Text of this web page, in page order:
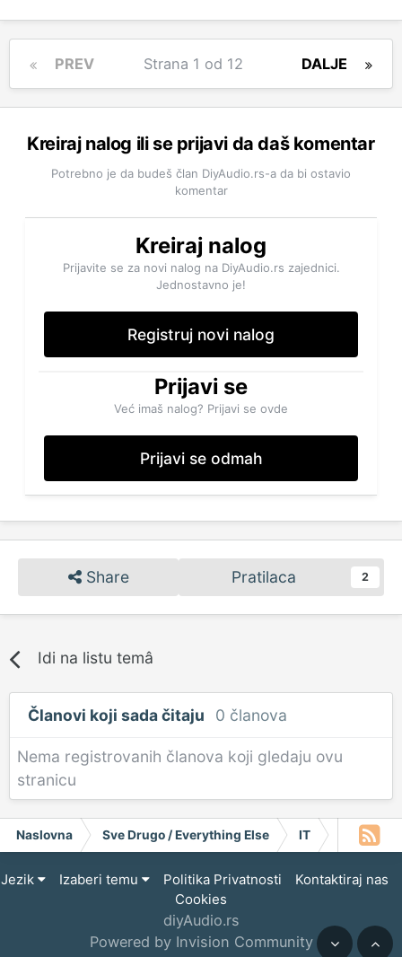
PREV DALJE
Strana 1 od 12
Kreiraj nalog ili se prijavi da daš komentar
Potrebno je da budeš član DiyAudio.rs-a da bi ostavio
komentar
Kreiraj nalog
Prijavite se za novi nalog na DiyAudio.rs zajednici.
Jednostavno je!
Registruj novi nalog
Prijavi se
Već imaš nalog? Prijavi se ovde
Prijavi se odmah
Share Pratilaca 2
Idi na listu temâ
Članovi koji sada čitaju 0 članova
Nema registrovanih članova koji gledaju ovu
stranicu
Naslovna Sve Drugo / Everything Else IT
Jezik Izaberi temu Politika Privatnosti
Kontaktiraj nas
Cookies
diyAudio.rs
Powered by Invision Community